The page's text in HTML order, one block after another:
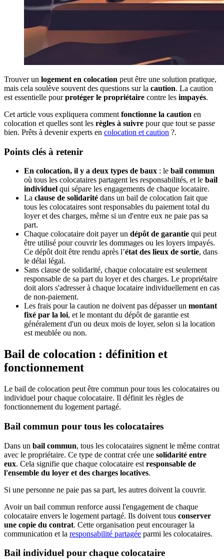
Trouver un logement en colocation peut être une solution pratique,
mais cela soulève souvent des questions sur la caution. La caution
est essentielle pourprotéger le propriétaire contre les impayés.
Cet article vous expliquera comment fonctionne la caution en
colocation et quelles sont les règles à suivre pour que tout se passe
bien. Prêts à devenir experts en colocation et caution ?.
Points clés à retenir
En colocation, il y a deux types de baux : le bail commun
où tous les colocataires partagent les responsabilités, et le bail
individuel qui sépare les engagements de chaque locataire.
La clause de solidarité dans un bail de colocation fait que
tous les colocataires sont responsables du paiement total du
loyer et des charges, même si un d'entre eux ne paie pas sa
part.
Chaque colocataire doit payer un dépôt de garantie qui peut
être utilisé pour couvrir les dommages ou les loyers impayés.
Ce dépôt doit être rendu après l’état des lieux de sortie, dans
le délai légal.
Sans clause de solidarité, chaque colocataire est seulement
responsable de sa part du loyer et des charges. Le propriétaire
doit alors s'adresser à chaque locataire individuellement en cas
de non-paiement.
Les frais pour la caution ne doivent pas dépasser un montant
fixé par la loi, et le montant du dépôt de garantie est
généralement d'un ou deux mois de loyer, selon si la location
est meublée ou non.
Bail de colocation : définition et
fonctionnement
Le bail de colocation peut être commun pour tous les colocataires ou
individuel pour chaque colocataire. Il définit les règles de
fonctionnement du logement partagé.
Bail commun pour tous les colocataires
Dans un bail commun, tous les colocataires signent le même contrat
avec le propriétaire. Ce type de contrat crée une solidarité entre
eux. Cela signifie que chaque colocataire est responsable de
l'ensemble du loyer et des charges locatives.
Si une personne ne paie pas sa part, les autres doivent la couvrir.
Avoir un bail commun renforce aussi l'engagement de chaque
colocataire envers le logement partagé. Ils doivent tous conserver
une copie du contrat. Cette organisation peut encourager la
communication et la responsabilité partagée parmi les colocataires.
Bail individuel pour chaque colocataire